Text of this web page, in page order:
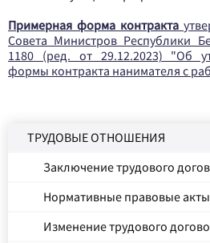
Примерная форма контракта
Совета Министров Республики
1180 (ред. от 29.12.2023) "Об
формы контракта нанимателя с
ТРУДОВЫЕ ОТНОШЕНИЯ
Заключение трудового
Нормативные правовые акты
Изменение трудового